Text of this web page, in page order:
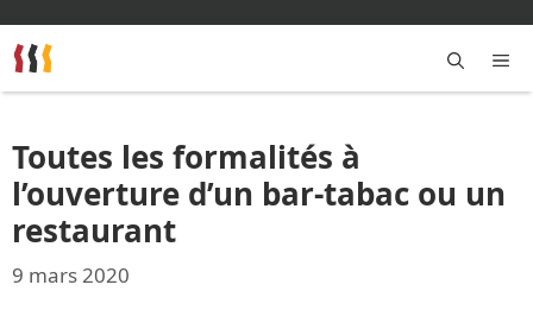
au
contenu
Toutes les formalités à
l’ouverture d’un bar-tabac ou un
restaurant
9 mars 2020